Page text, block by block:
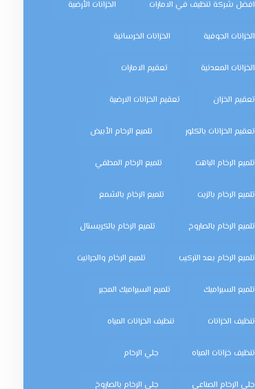
افضل شركة تنظيف في الامارات الخزانات الأرضية
الخزانات الجوفية الخزانات الخرسانية
الخزانات المعدنية تعقيم الامارات
تعقيم الخزان تعقيم الخزانات الارضية
تعقيم الخزانات بالكلور تلميع الرخام الأبيض
تلميع الرخام الباهت تلميع الرخام المطفي
تلميع الرخام بالزيت تلميع الرخام بالشمع
تلميع الرخام بالصاروخ تلميع الرخام بالكريستال
تلميع الرخام بعد التركيب تلميع الرخام والجرانيت
تلميع السيراميك تلميع السيراميك المجير
تنظيف الخزانات تنظيف الخزانات المياه
تنظيف خزانات المياه جلي الرخام
جلي الرخام الصناعي جلي الرخام بالصاروخ